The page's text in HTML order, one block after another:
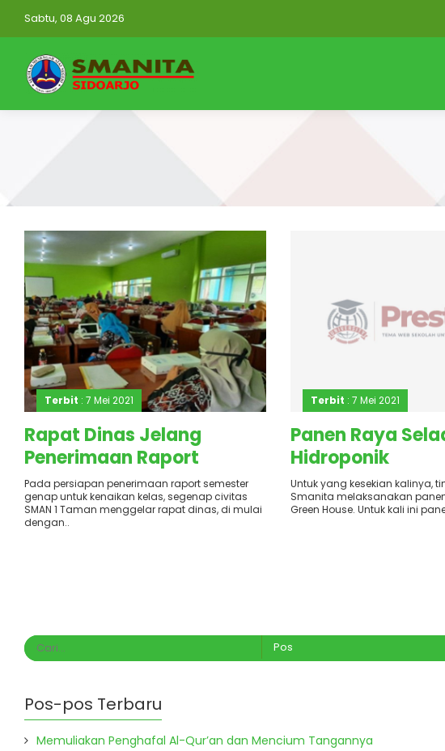
Sabtu, 08 Agu 2026
Terbit : 7 Mei 2021
Rapat Dinas Jelang
Penerimaan Raport
Pada persiapan penerimaan raport semester
genap untuk kenaikan kelas, segenap civitas
SMAN 1 Taman menggelar rapat dinas, di mulai
dengan..
Terbit : 7 Mei 2021
Panen Raya
Hidroponik
Untuk yang kesekian kalinya,
Smanita melaksanakan
Green House. Untuk kali ini
Pos-pos Terbaru
Memuliakan Penghafal Al-Qur’an dan Mencium Tangannya